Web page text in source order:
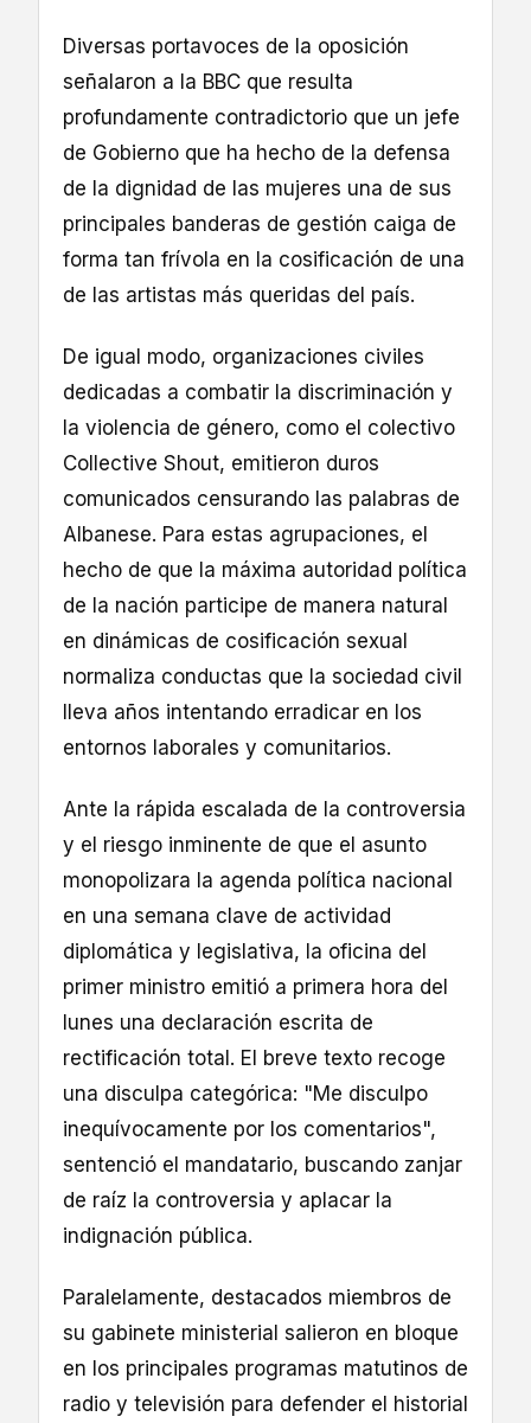
Diversas portavoces de la oposición
señalaron a la BBC que resulta
profundamente contradictorio que un jefe
de Gobierno que ha hecho de la defensa
de la dignidad de las mujeres una de sus
principales banderas de gestión caiga de
forma tan frívola en la cosificación de una
de las artistas más queridas del país.
De igual modo, organizaciones civiles
dedicadas a combatir la discriminación y
la violencia de género, como el colectivo
Collective Shout, emitieron duros
comunicados censurando las palabras de
Albanese. Para estas agrupaciones, el
hecho de que la máxima autoridad política
de la nación participe de manera natural
en dinámicas de cosificación sexual
normaliza conductas que la sociedad civil
lleva años intentando erradicar en los
entornos laborales y comunitarios.
Ante la rápida escalada de la controversia
y el riesgo inminente de que el asunto
monopolizara la agenda política nacional
en una semana clave de actividad
diplomática y legislativa, la oficina del
primer ministro emitió a primera hora del
lunes una declaración escrita de
rectificación total. El breve texto recoge
una disculpa categórica: "Me disculpo
inequívocamente por los comentarios",
sentenció el mandatario, buscando zanjar
de raíz la controversia y aplacar la
indignación pública.
Paralelamente, destacados miembros de
su gabinete ministerial salieron en bloque
en los principales programas matutinos de
radio y televisión para defender el historial